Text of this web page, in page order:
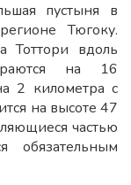
пустыня в
Тюгоку.
Тоттори вдоль
на 16
2 километра с
на высоте 47
частью
обязательным